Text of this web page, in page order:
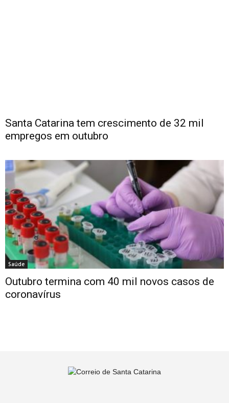
Santa Catarina tem crescimento de 32 mil
empregos em outubro
Saúde
Outubro termina com 40 mil novos casos de
coronavírus